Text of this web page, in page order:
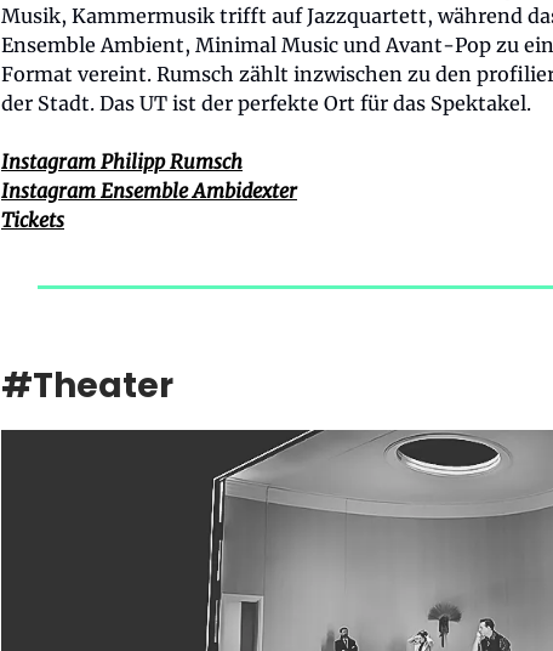
Musik, Kammermusik trifft auf Jazzquartett, während
Ensemble Ambient, Minimal Music und Avant-Pop zu
Format vereint. Rumsch zählt inzwischen zu den
der Stadt. Das UT ist der perfekte Ort für das Spektakel.
Instagram Philipp Rumsch
Instagram Ensemble Ambidexter
Tickets
#Theater